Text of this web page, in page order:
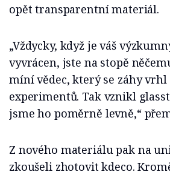
opět transparentní materiál.
„Vždycky, když je váš
vyvrácen, jste na stopě
míní vědec, který se záhy vrhl
experimentů. Tak vznikl
jsme ho poměrně levně,“
Z nového materiálu pak na
zkoušeli zhotovit kdeco.